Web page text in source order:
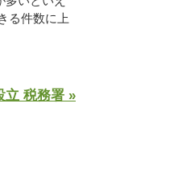
る件数に上
立 税務署 »